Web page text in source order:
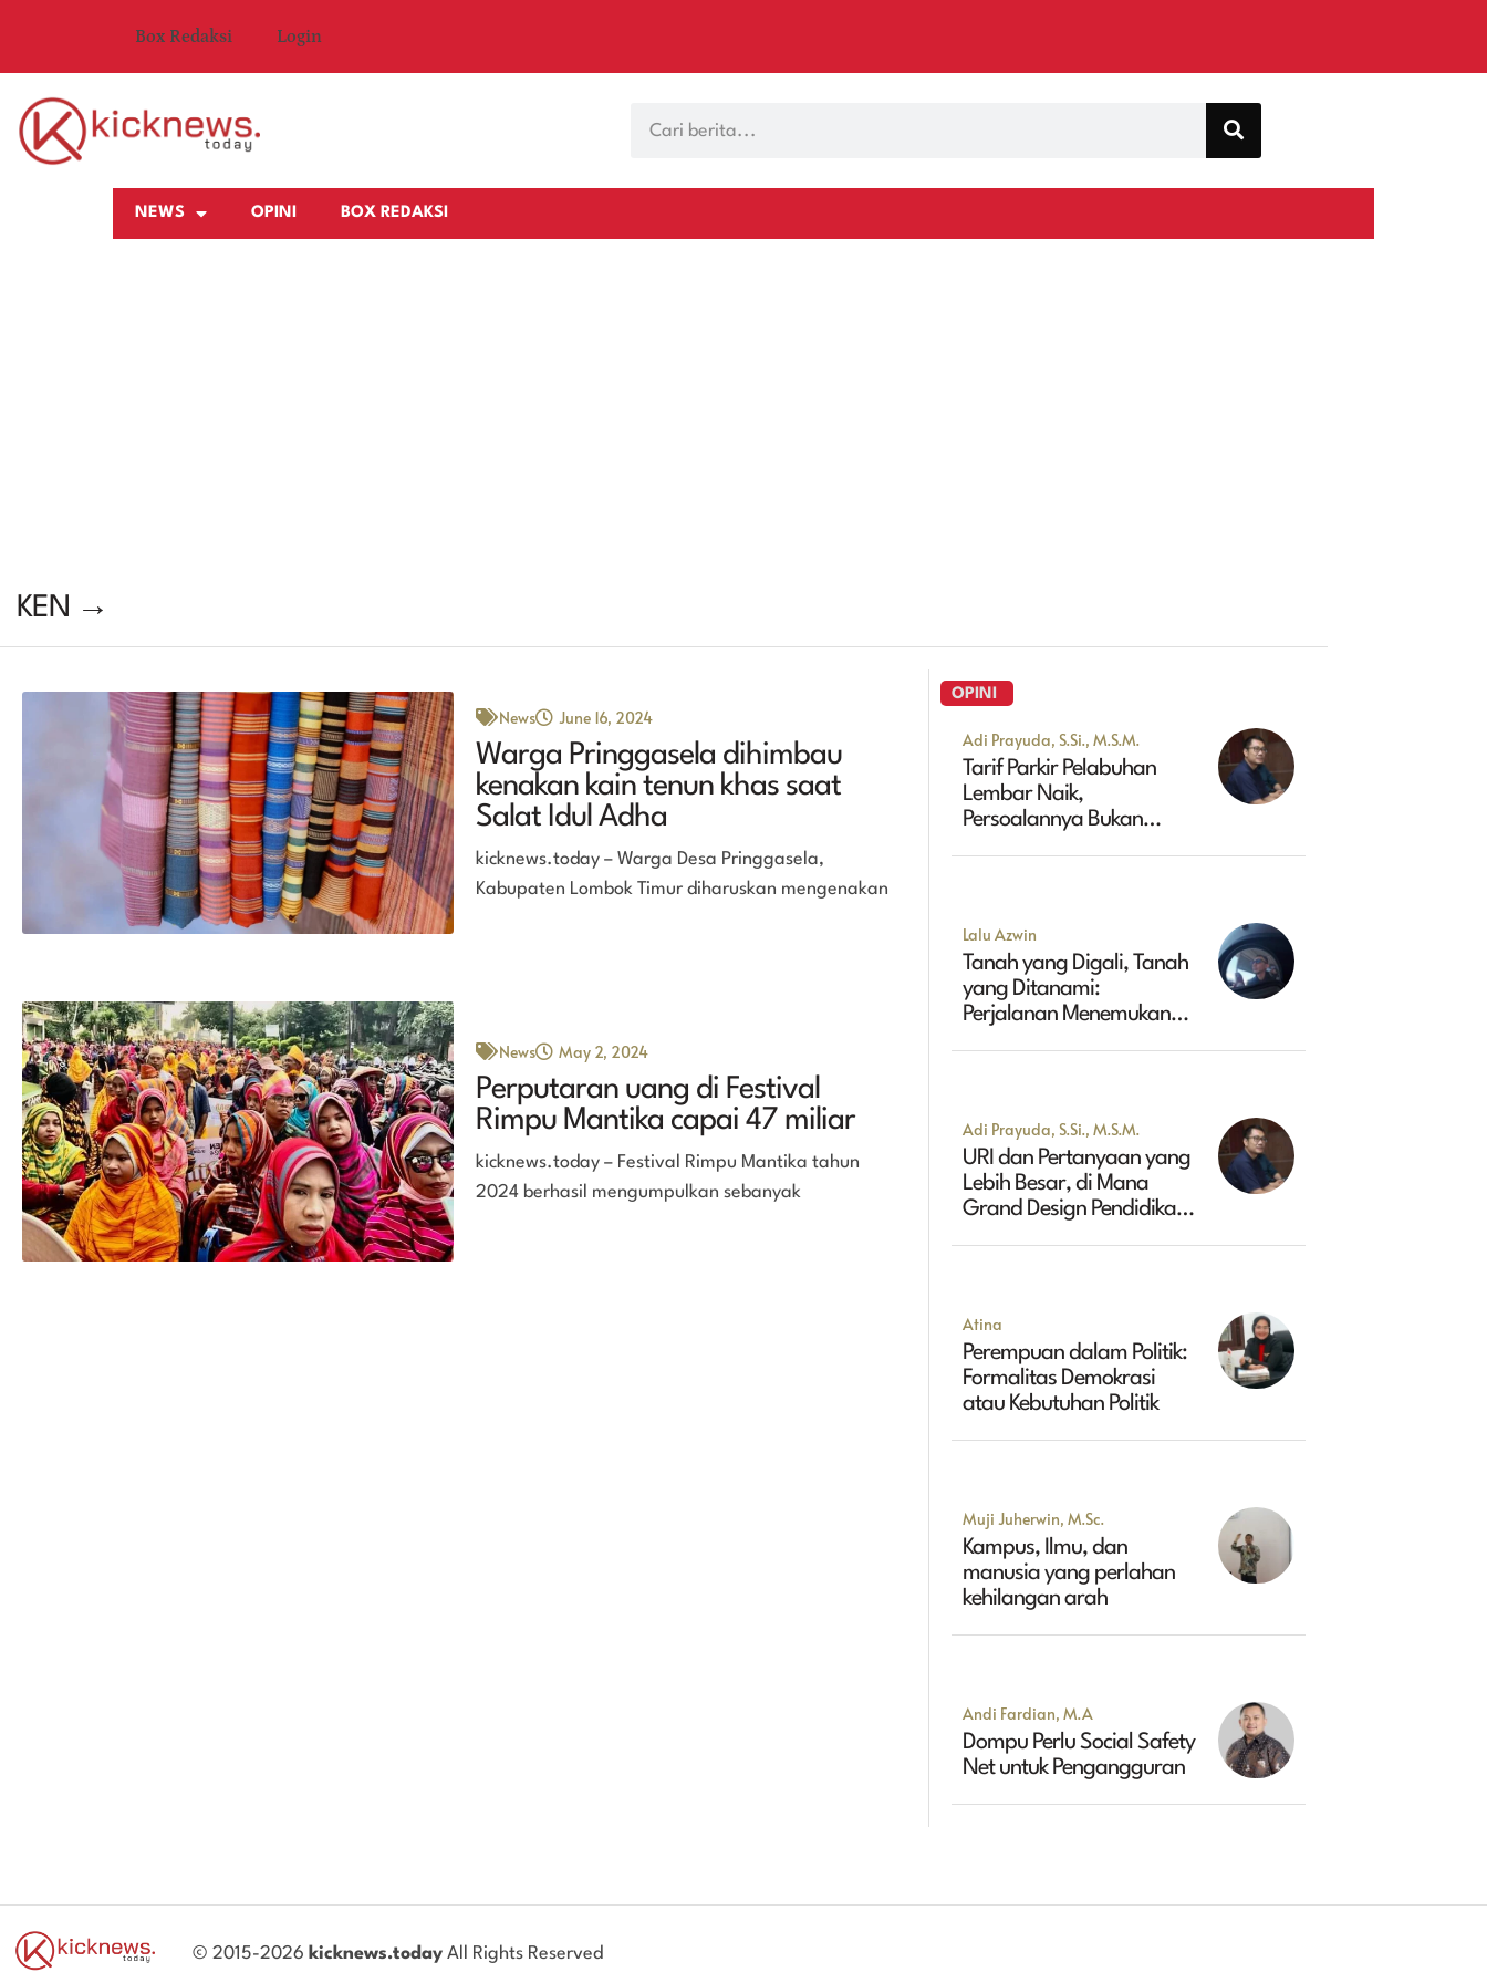
Box Redaksi Login
NEWS OPINI BOX REDAKSI
KEN →
News June 16, 2024
Warga Pringgasela dihimbau
kenakan kain tenun khas saat
Salat Idul Adha
kicknews.today – Warga Desa Pringgasela,
Kabupaten Lombok Timur diharuskan mengenakan
News May 2, 2024
Perputaran uang di Festival
Rimpu Mantika capai 47 miliar
kicknews.today – Festival Rimpu Mantika tahun
2024 berhasil mengumpulkan sebanyak
OPINI
Adi Prayuda, S.Si., M.S.M.
Tarif Parkir Pelabuhan
Lembar Naik,
Persoalannya Bukan
Lalu Azwin
Tanah yang Digali, Tanah
yang Ditanami:
Perjalanan Menemukan
Adi Prayuda, S.Si., M.S.M.
URI dan Pertanyaan yang
Lebih Besar, di Mana
Grand Design Pendidikan
Atina
Perempuan dalam Politik:
Formalitas Demokrasi
atau Kebutuhan Politik
Muji Juherwin, M.Sc.
Kampus, Ilmu, dan
manusia yang perlahan
kehilangan arah
Andi Fardian, M.A
Dompu Perlu Social Safety
Net untuk Pengangguran
© 2015-2026 kicknews.today All Rights Reserved